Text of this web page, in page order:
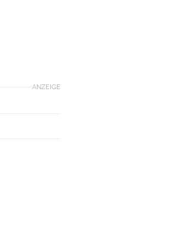
ANZEIGE